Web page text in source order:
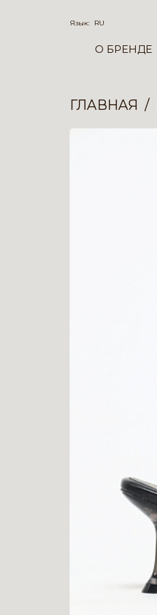
Язык: RU
О БРЕНДЕ
ГЛАВНАЯ